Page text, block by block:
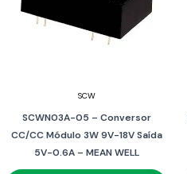
SCW
SCWN03A-05 – Conversor
CC/CC Módulo 3W 9V-18V Saída
5V-0.6A – MEAN WELL